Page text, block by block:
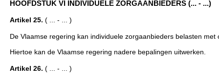
HOOFDSTUK VI INDIVIDUELE ZORGAANBIEDERS (... - ...)
Artikel 25. ( ... - ... )
De Vlaamse regering kan individuele zorgaanbieders belasten
Hiertoe kan de Vlaamse regering nadere bepalingen uitwerken.
Artikel 26. ( ... - ... )